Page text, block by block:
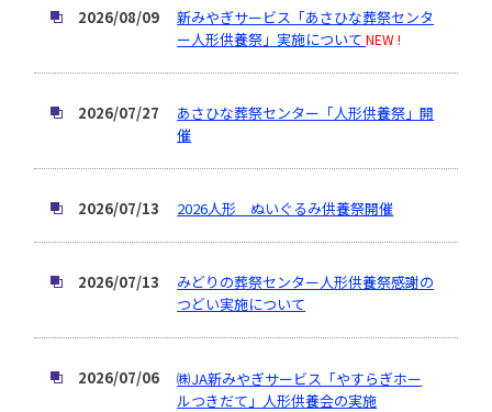
2026/08/09
新みやぎサービス「あさひな葬祭センタ
ー人形供養祭」実施についてNEW !
2026/07/27
あさひな葬祭センター「人形供養祭」開
催
2026/07/13 2026人形 ぬいぐるみ供養祭開催
2026/07/13
みどりの葬祭センター人形供養祭感謝の
つどい実施について
2026/07/06
㈱JA新みやぎサービス「やすらぎホー
ルつきだて」人形供養会の実施